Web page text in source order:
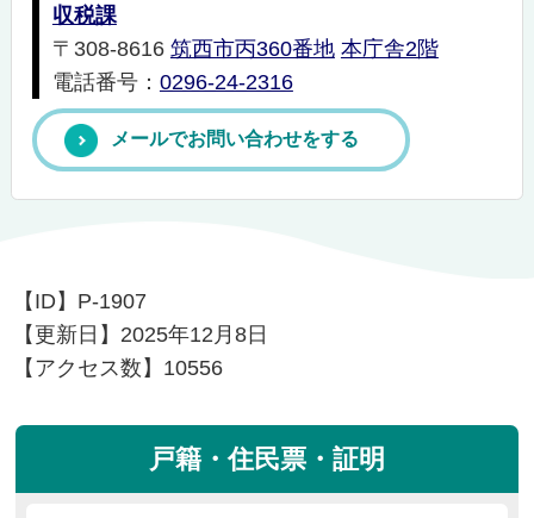
収税課
〒308-8616 筑西市丙360番地 本庁舎2階
電話番号： 0296-24-2316
メールでお問い合わせをする
【ID】 P-1907
【更新日】 2025年12月8日
【アクセス数】 10556
戸籍・住民票・証明